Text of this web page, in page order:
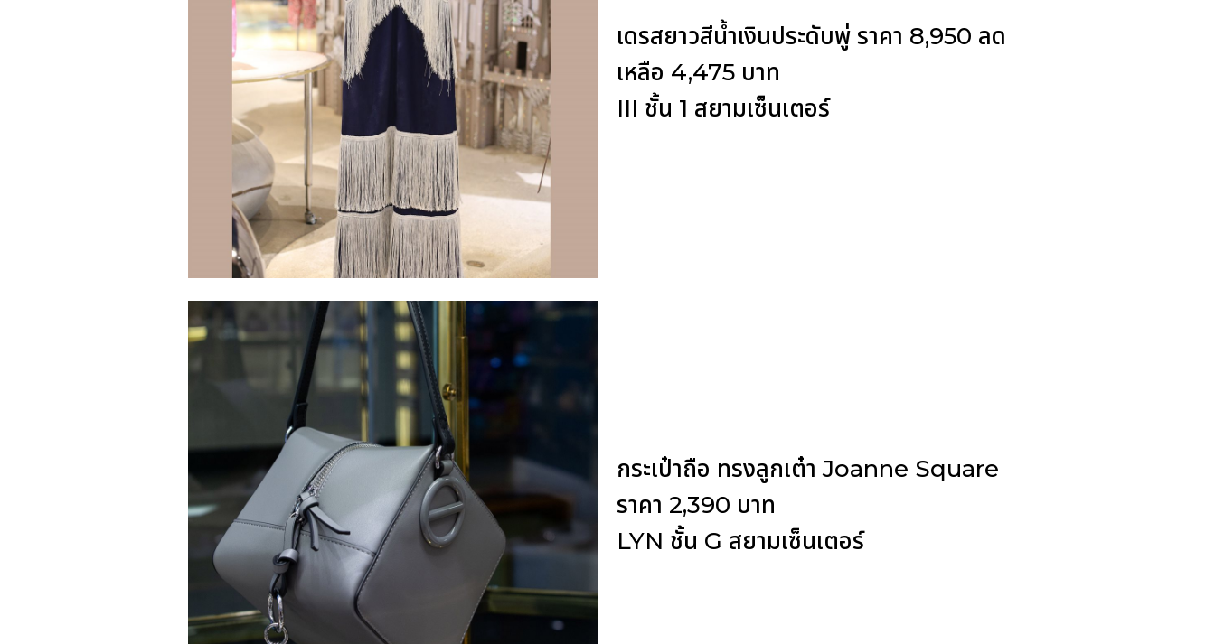
เดรสยาวสีน้ำเงินประดับพู่ ราคา 8,950 ลด
เหลือ 4,475 บาท
III ชั้น 1 สยามเซ็นเตอร์
กระเป๋าถือ ทรงลูกเต๋า Joanne Square
ราคา 2,390 บาท
LYN ชั้น G สยามเซ็นเตอร์